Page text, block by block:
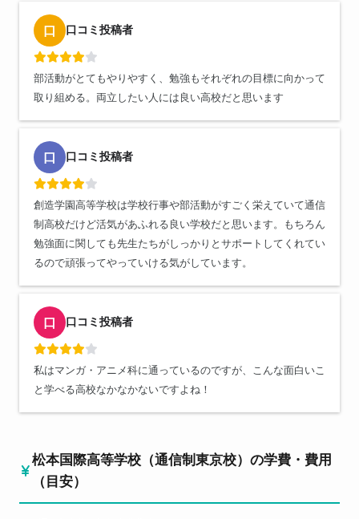
口 口コミ投稿者
部活動がとてもやりやすく、勉強もそれぞれの目標に向かって
取り組める。両立したい人には良い高校だと思います
口 口コミ投稿者
創造学園高等学校は学校行事や部活動がすごく栄えていて通信
制高校だけど活気があふれる良い学校だと思います。もちろん
勉強面に関しても先生たちがしっかりとサポートしてくれてい
るので頑張ってやっていける気がしています。
口 口コミ投稿者
私はマンガ・アニメ科に通っているのですが、こんな面白いこ
と学べる高校なかなかないですよね！
松本国際高等学校（通信制東京校）の学費・費用
（目安）